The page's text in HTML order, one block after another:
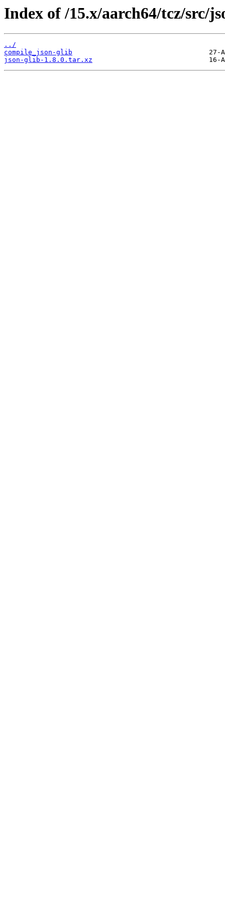
Index of /15.x/aarch64/tcz/src/
../
compile_json-glib
json-glib-1.8.0.tar.xz